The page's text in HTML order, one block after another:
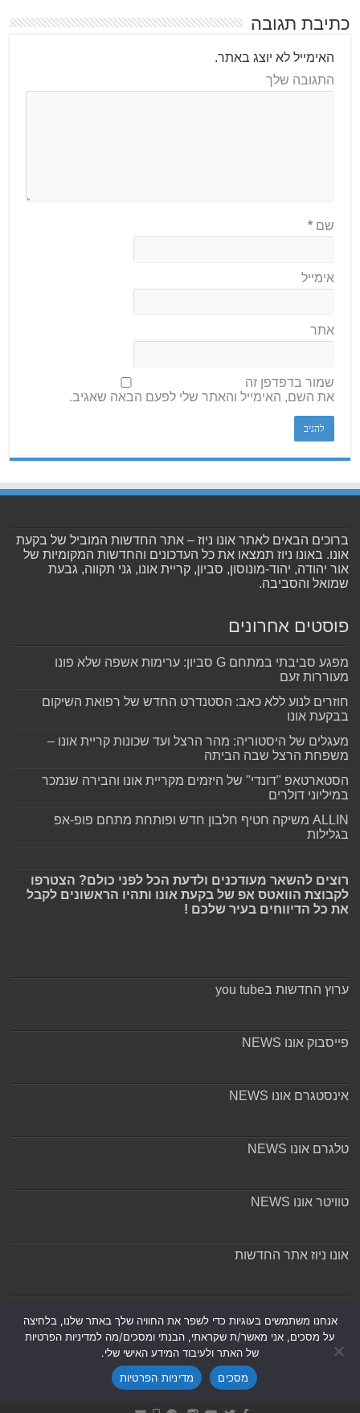
כתיבת תגובה
האימייל לא יוצג באתר.
התגובה שלך
שם*
אימייל
אתר
שמור בדפדפן זה
את השם, האימייל והאתר שלי לפעם הבאה שאגיב.
ברוכים הבאים לאתר אונו ניוז – אתר החדשות המוביל של בקעת
אונו. באונו ניוז תמצאו את כל העדכונים והחדשות המקומיות של
אור יהודה, יהוד-מונוסון, סביון, קריית אונו, גני תקווה, גבעת
שמואל והסביבה.
פוסטים אחרונים
מפגע סביבתי במתחם G סביון: ערימות אשפה שלא פונו
מעוררות זעם
חוזרים לנוע ללא כאב: הסטנדרט החדש של רפואת השיקום
בבקעת אונו
מעגלים של היסטוריה: מהר הרצל ועד שכונות קריית אונו –
משפחת הרצל שבה הביתה
הסטארטאפ "דונדי" של היזמים מקריית אונו והבירה שנמכר
במיליוני דולרים
ALLIN משיקה חטיף חלבון חדש ופותחת מתחם פופ-אפ
בגלילות
רוצים להשאר מעודכנים ולדעת הכל לפני כולם? הצטרפו
לקבוצת הוואטס אפ של בקעת אונו ותהיו הראשונים לקבל
את כל הדיווחים בעיר שלכם !
ערוץ החדשות בyou tube
פייסבוק אונו NEWS
אינסטגרם אונו NEWS
טלגרם אונו NEWS
טוויטר אונו NEWS
אונו ניוז אתר החדשות
אנחנו משתמשים בעוגיות כדי לשפר את החוויה שלך באתר שלנו, בלחיצה
על מסכים, אני מאשר/ת שקראתי, הבנתי ומסכים/מה למדיניות הפרטיות
של האתר ולעיבוד המידע האישי שלי.
מסכים
מדיניות הפרטיות